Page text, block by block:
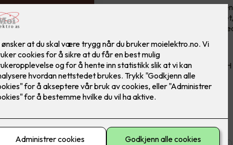
En dimmer kan justere
er tilpasset stemningen i
Dimmeren justerer lysstyrken
Inkluderer:
1 stk RS16/315 GLE dimmer
Montering